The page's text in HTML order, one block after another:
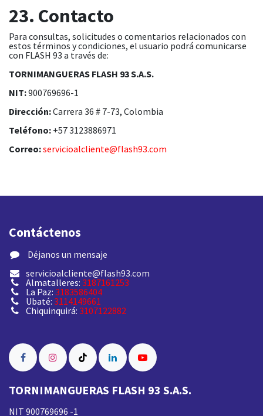
23. Contacto
Para consultas, solicitudes o comentarios relacionados con
estos términos y condiciones, el usuario podrá comunicarse
con FLASH 93 a través de:
TORNIMANGUERAS FLASH 93 S.A.S.
NIT:900769696-1
Dirección:Carrera 36 # 7-73, Colombia
Teléfono: +57 3123886971
Correo:servicioalcliente@flash93.com
Contáctenos
​ Déjanos un mensaje
servicioalcliente@flash93.com
Almatalleres: 3187161253
La Paz: 3183586404
Ubaté: 3114149661
Chiquinquirá: 3107122882
TORNIMANGUERAS FLASH 93 S.A.S.
NIT 900769696 -1